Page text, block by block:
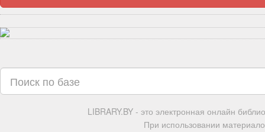
LIBRARY.BY - это электронная онлайн
При использовании